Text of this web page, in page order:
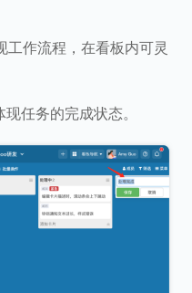
作流程，在看板内可灵
任务的完成状态。